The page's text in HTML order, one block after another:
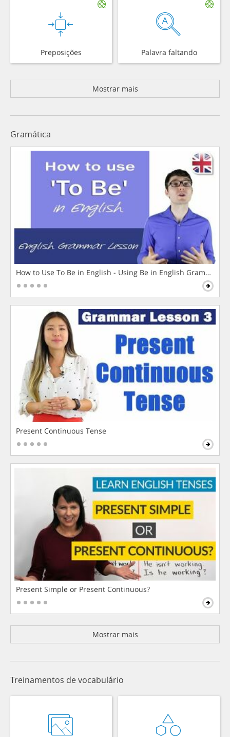
Preposições Palavra faltando
Mostrar mais
Gramática
How to Use To Be in English - Using Be in English Grammar
Present Continuous Tense
Present Simple or Present Continuous?
Mostrar mais
Treinamentos de vocabulário